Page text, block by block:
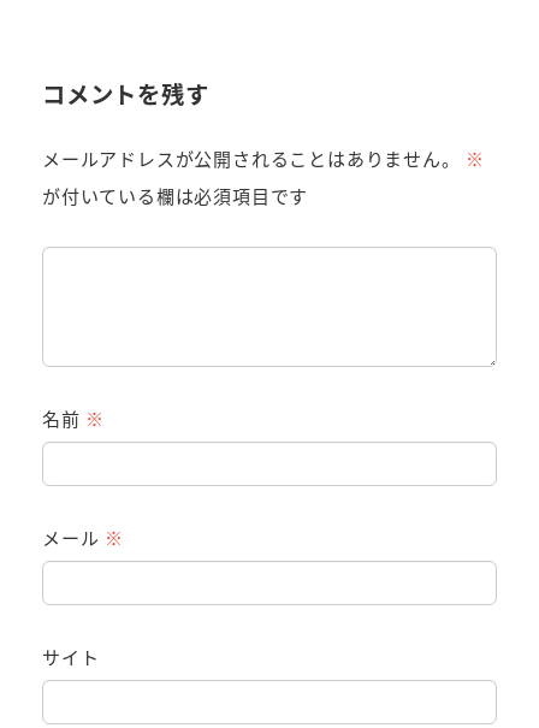
コメントを残す
メールアドレスが公開されることはありません。
※
が付いている欄は必須項目です
名前 ※
メール ※
サイト